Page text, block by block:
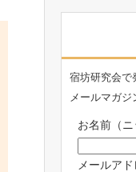
宿坊研究会で
メールマガジ
お名前（ニ
メールアド